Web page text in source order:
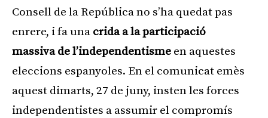
Consell de la República no s’ha quedat pas
enrere, i fa una crida a la participació
massiva de l’independentisme en aquestes
eleccions espanyoles. En el comunicat emès
aquest dimarts, 27 de juny, insten les forces
independentistes a assumir el compromís